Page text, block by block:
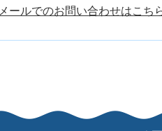
メールでのお問い合わせはこち